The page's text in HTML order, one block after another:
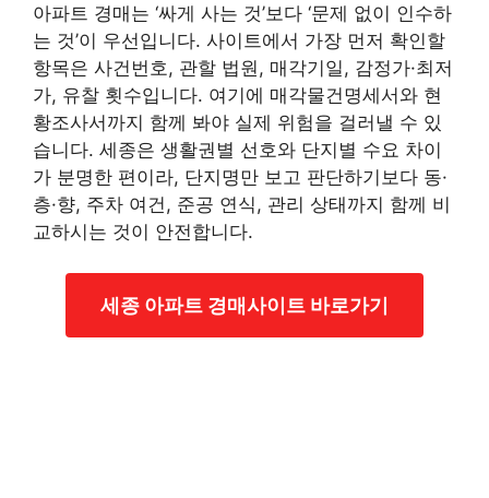
아파트 경매는 ‘싸게 사는 것’보다 ‘문제 없이 인수하
는 것’이 우선입니다. 사이트에서 가장 먼저 확인할
항목은 사건번호, 관할 법원, 매각기일, 감정가·최저
가, 유찰 횟수입니다. 여기에 매각물건명세서와 현
황조사서까지 함께 봐야 실제 위험을 걸러낼 수 있
습니다. 세종은 생활권별 선호와 단지별 수요 차이
가 분명한 편이라, 단지명만 보고 판단하기보다 동·
층·향, 주차 여건, 준공 연식, 관리 상태까지 함께 비
교하시는 것이 안전합니다.
세종 아파트 경매사이트 바로가기